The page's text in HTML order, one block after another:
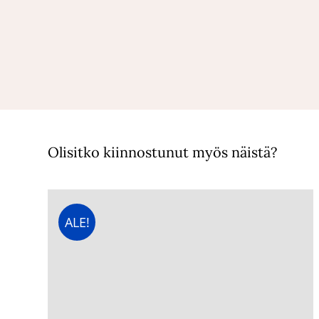
Olisitko kiinnostunut myös näistä?
ALE!